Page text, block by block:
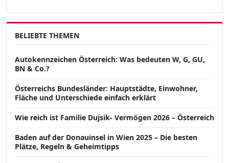
BELIEBTE THEMEN
Autokennzeichen Österreich: Was bedeuten W, G, GU,
BN & Co.?
Österreichs Bundesländer: Hauptstädte, Einwohner,
Fläche und Unterschiede einfach erklärt
Wie reich ist Familie Dujsik- Vermögen 2026 – Österreich
Baden auf der Donauinsel in Wien 2025 – Die besten
Plätze, Regeln & Geheimtipps